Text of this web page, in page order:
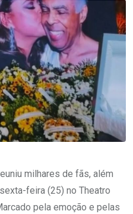
milhares de fãs, além
feira (25) no Theatro
pela emoção e pelas